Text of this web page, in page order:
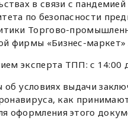
в связи с пандемией
по безопасности
Торгово-
фирмы «Бизнес-маркет»
эксперта ТПП: с 14:00
условиях выдачи
как
оформления этого